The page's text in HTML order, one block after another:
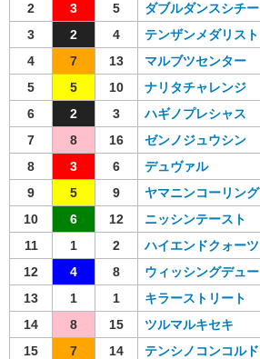
2
3 5 ダブルダンスシチー
3
2 4 テンザンメダリスト
4
7 13 マルブツセンター
5
5 10 ナリタチャレンジ
6
2 3 ハギノプレシャス
7
8 16 ゼンノジュウシン
8
3 6 デュヴァル
9
5 9 ヤマニンコーリング
10
6 12 ニッシンテースト
11
1 2 ハイエンドクォーツ
12
4 8 ウィッシングデュー
13
1 1 キラーストリート
14
8 15 ツルマルキセキ
15
7 14 テンシノコンコルド